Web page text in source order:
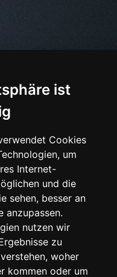
ist
Cookies
um
Internet-
und die
sehen, besser an
anzupassen.
nutzen wir
zu
woher
kommen oder um